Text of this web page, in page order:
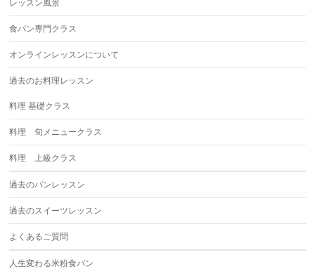
レッスン風景
食パン専門クラス
オンラインレッスンについて
過去のお料理レッスン
料理 基礎クラス
料理 旬メニュークラス
料理 上級クラス
過去のパンレッスン
過去のスイーツレッスン
よくあるご質問
人生変わる米粉食パン